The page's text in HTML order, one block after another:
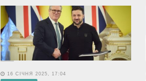
16 СІЧНЯ 2025, 17:04